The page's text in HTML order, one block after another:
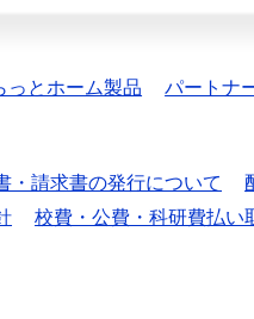
っとホーム製品 パートナ
・請求書の発行について
校費・公費・科研費払い